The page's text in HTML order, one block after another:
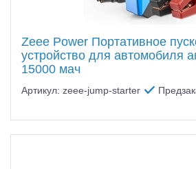
Zeee Power Портативное
устройство для автомобиля
15000 мач
Артикул: zeee-jump-starter